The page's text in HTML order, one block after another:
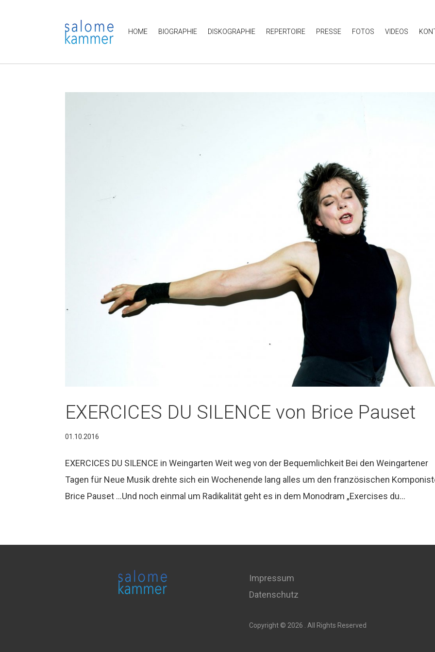
HOME BIOGRAPHIE DISKOGRAPHIE REPERTOIRE PRESSE FOTOS VIDEOS
EXERCICES DU SILENCE von Brice Pauset
01.10.2016
EXERCICES DU SILENCE in Weingarten Weit weg von der Bequemlichkeit Bei den Weingartener
Tagen für Neue Musik drehte sich ein Wochenende lang alles um den französischen
Brice Pauset …Und noch einmal um Radikalität geht es in dem Monodram „Exercises du...
Impressum
Datenschutz
Copyright © 2026 . All Rights Reserved